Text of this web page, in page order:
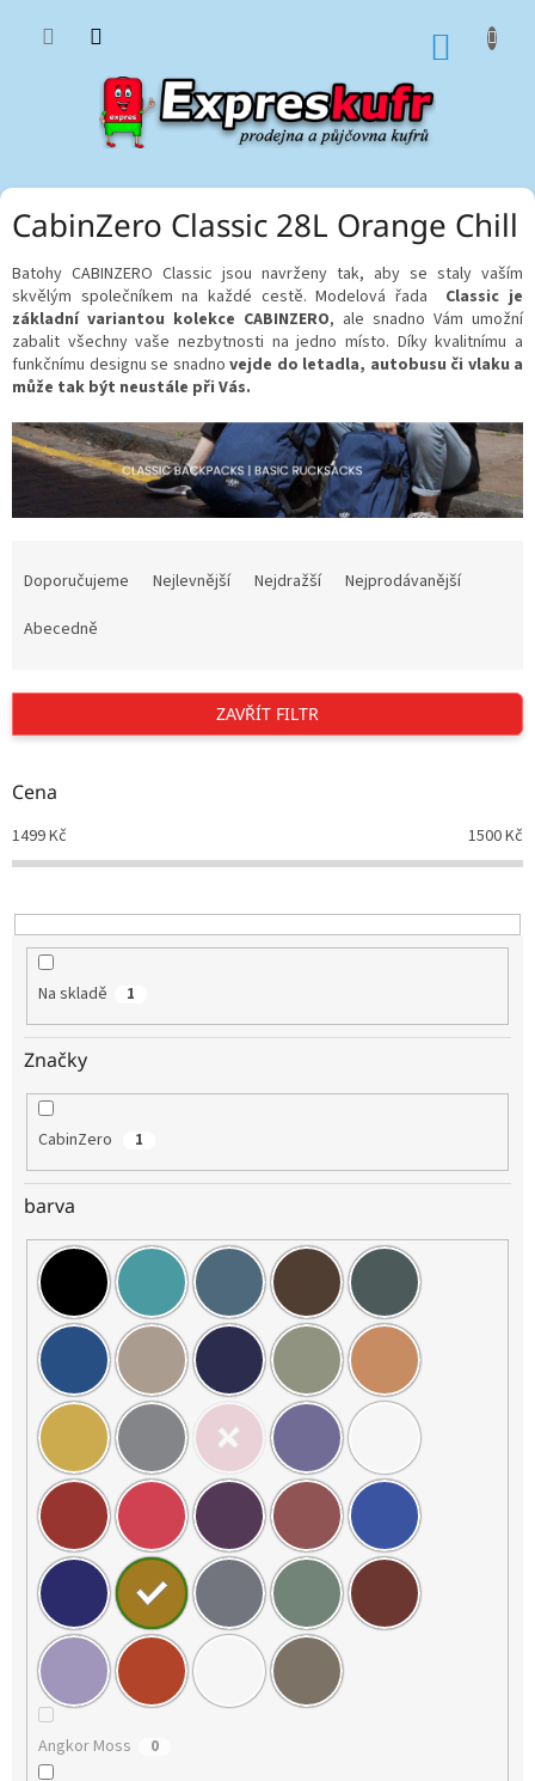
CabinZero Classic 28L Orange Chill
Batohy CABINZERO Classic jsou navrženy tak, aby se staly vaším
skvělým společníkem na každé cestě. Modelová řada
Classic je
základní variantou kolekce CABINZERO, ale snadno Vám umožní
zabalit všechny vaše nezbytnosti na jedno místo. Díky kvalitnímu a
funkčnímu designu se snadno vejde do letadla, autobusu či vlaku a
může tak být neustále při Vás.
r
d
k
t
Doporučujeme Nejlevnější Nejdražší
Nejprodávanější
Abecedně
ZAVŘÍT FILTR
Cena
1499Kč 1500Kč
Na skladě 1
Značky
CabinZero 1
barva
Angkor Moss 0